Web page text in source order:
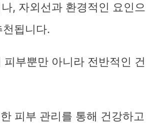
, 자외선과 환경적인 요인으
됩니다.
부뿐만 아니라 전반적인 건
피부 관리를 통해 건강하고